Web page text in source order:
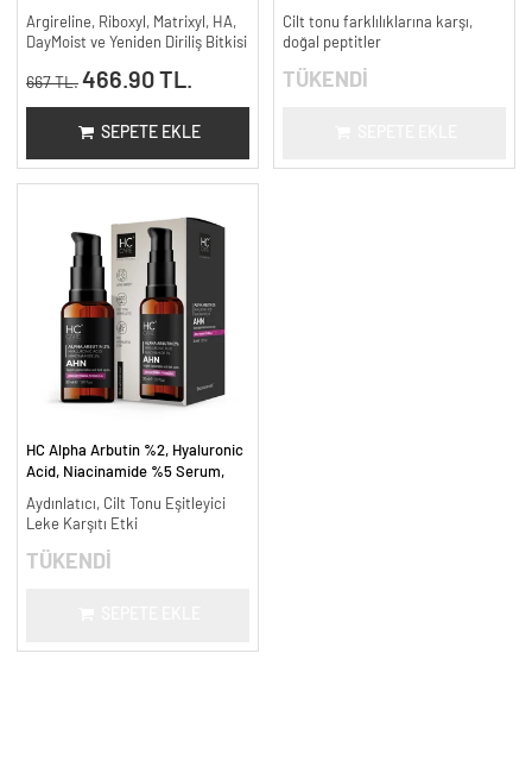
Argireline, Riboxyl, Matrixyl, HA,
DayMoist ve Yeniden Diriliş Bitkisi
667 TL. 466.90 TL.
SEPETE EKLE
Cilt tonu farklılıklarına karşı,
doğal peptitler
TÜKENDİ
HC Alpha Arbutin %2, Hyaluronic
Acid, Niacinamide %5 Serum,
ml.
Aydınlatıcı, Cilt Tonu Eşitleyici
Leke Karşıtı Etki
TÜKENDİ